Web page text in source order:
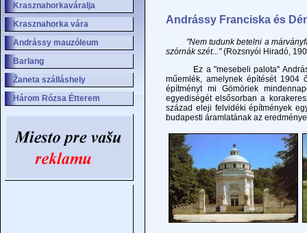
Krasznahorkaváralja
Krasznahorka vára
Andrássy mauzóleum
Barlang
Žaneta szálláshely
Három Rózsa Étterem
Andrássy Franciska és
"Nem tudunk betelni a
szórnák szét..."(Rozsnyói Hiradó,
Ez a "mesebeli palota" Andrássy
műemlék, amelynek építését 1904
építményt mi Gömöriek
egyediségét elsősorban a
század eleji felvidéki építmények
budapesti áramlatának az